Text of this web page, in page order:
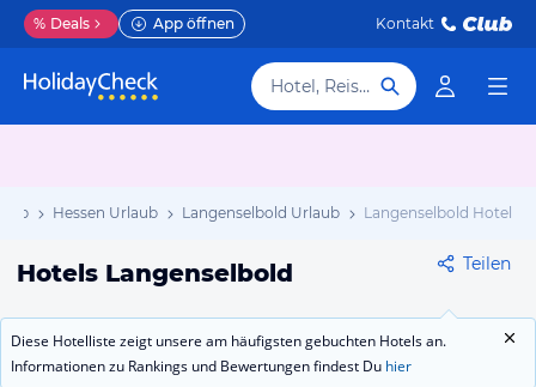
% Deals App öffnen Kontakt
Hotel, Reiseziel
Hessen Urlaub Langenselbold Urlaub Langenselbold Hotels
Hotels Langenselbold Teilen
Diese Hotelliste zeigt unsere am häufigsten gebuchten Hotels an.
Informationen zu Rankings und Bewertungen findest Du hier